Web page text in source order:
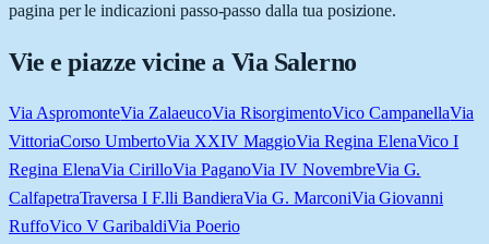
pagina per le indicazioni passo-passo dalla tua posizione.
Vie e piazze vicine a Via Salerno
Via AspromonteVia ZalaeucoVia RisorgimentoVico CampanellaVia
VittoriaCorso UmbertoVia XXIV MaggioVia Regina ElenaVico I
Regina ElenaVia CirilloVia PaganoVia IV NovembreVia G.
CalfapetraTraversa I F.lli BandieraVia G. MarconiVia Giovanni
RuffoVico V GaribaldiVia Poerio